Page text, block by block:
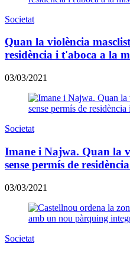
Societat
Quan la violència
residència i t'aboca a la
03/03/2021
Societat
Imane i Najwa. Quan la
sense permís de
03/03/2021
Societat